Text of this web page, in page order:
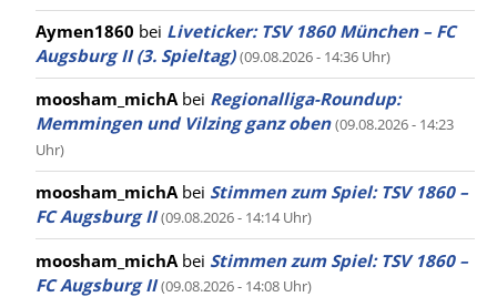
Aymen1860 bei Liveticker: TSV 1860 München – FC
Augsburg II (3. Spieltag) (09.08.2026 - 14:36 Uhr)
moosham_michAbei Regionalliga-Roundup:
Memmingen und Vilzing ganz oben (09.08.2026 - 14:23
Uhr)
moosham_michAbei Stimmen zum Spiel: TSV 1860 –
FC Augsburg II (09.08.2026 - 14:14 Uhr)
moosham_michA bei Stimmen zum Spiel: TSV 1860 –
FC Augsburg II (09.08.2026 - 14:08 Uhr)